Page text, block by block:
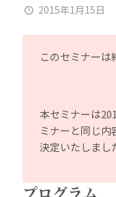
2015年1月15日
このセミナーは
本セミナーは
ミナーと同じ内
決定いたしまし
プログラム